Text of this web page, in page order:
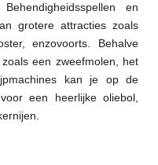
en
grotere attracties zoals
enzovoorts. Behalve
een zweefmolen, het
kan je op de
een heerlijke oliebol,